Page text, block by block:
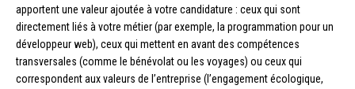
apportent une valeur ajoutée à votre candidature : ceux qui sont
directement liés à votre métier (par exemple, la programmation pour un
développeur web), ceux qui mettent en avant des compétences
transversales (comme le bénévolat ou les voyages) ou ceux qui
correspondent aux valeurs de l’entreprise (l’engagement écologique,